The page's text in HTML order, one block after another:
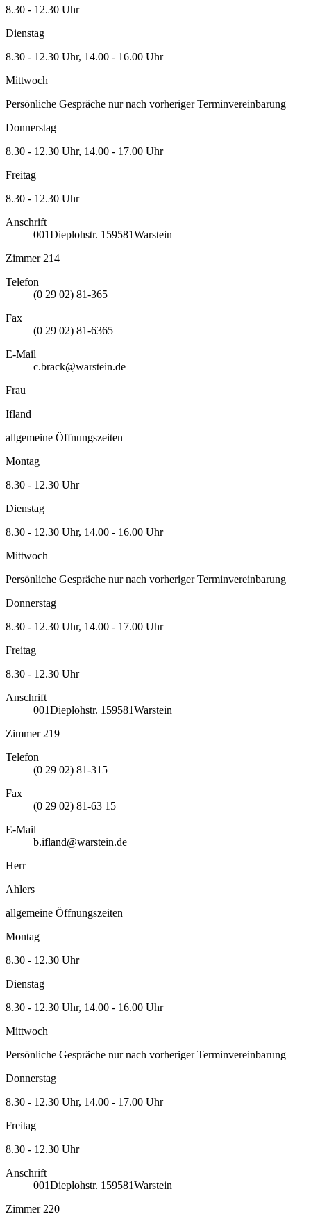
8.30 - 12.30 Uhr
Dienstag
8.30 - 12.30 Uhr, 14.00 - 16.00 Uhr
Mittwoch
Persönliche Gespräche nur nach vorheriger Terminvereinbarung
Donnerstag
8.30 - 12.30 Uhr, 14.00 - 17.00 Uhr
Freitag
8.30 - 12.30 Uhr
Anschrift
001Dieplohstr. 1 59581Warstein
Zimmer 214
Telefon
(0 29 02) 81-365
Fax
(0 29 02) 81-6365
E-Mail
c.brack@warstein.de
Frau
Ifland
allgemeine Öffnungszeiten
Montag
8.30 - 12.30 Uhr
Dienstag
8.30 - 12.30 Uhr, 14.00 - 16.00 Uhr
Mittwoch
Persönliche Gespräche nur nach vorheriger Terminvereinbarung
Donnerstag
8.30 - 12.30 Uhr, 14.00 - 17.00 Uhr
Freitag
8.30 - 12.30 Uhr
Anschrift
001Dieplohstr. 1 59581Warstein
Zimmer 219
Telefon
(0 29 02) 81-315
Fax
(0 29 02) 81-63 15
E-Mail
b.ifland@warstein.de
Herr
Ahlers
allgemeine Öffnungszeiten
Montag
8.30 - 12.30 Uhr
Dienstag
8.30 - 12.30 Uhr, 14.00 - 16.00 Uhr
Mittwoch
Persönliche Gespräche nur nach vorheriger Terminvereinbarung
Donnerstag
8.30 - 12.30 Uhr, 14.00 - 17.00 Uhr
Freitag
8.30 - 12.30 Uhr
Anschrift
001Dieplohstr. 1 59581Warstein
Zimmer 220